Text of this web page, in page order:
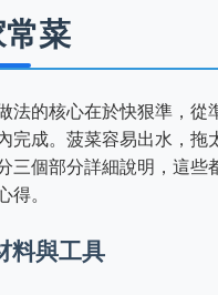
菜
法的核心在於快狠準，從
完成。菠菜容易出水，拖
三個部分詳細說明，這些
得。
料與工具